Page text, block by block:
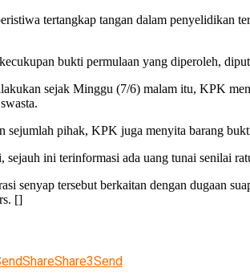
tertangkap tangan dalam penyelidikan
bukti permulaan yang diperoleh,
sejak Minggu (7/6) malam itu, KPK
sejumlah pihak, KPK juga menyita barang
sejauh ini terinformasi ada uang tunai senilai
senyap tersebut berkaitan dengan dugaan
[]
ShareShare3Send